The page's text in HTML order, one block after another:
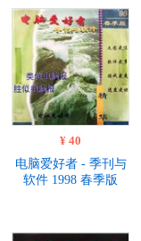
¥ 40
电脑爱好者 - 季刊与
软件 1998 春季版